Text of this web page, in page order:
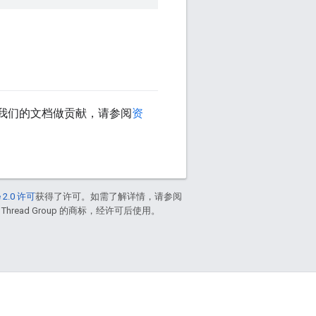
们的文档做贡献，请参阅资
许可获得了许可。如需了解详情，请参阅
Group 的商标，经许可后使用。